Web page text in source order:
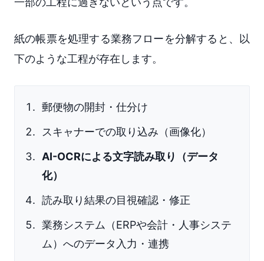
紙の帳票を処理する業務フローを分解すると、以
下のような工程が存在します。
郵便物の開封・仕分け
スキャナーでの取り込み（画像化）
AI-OCRによる文字読み取り（データ
化）
読み取り結果の目視確認・修正
業務システム（ERPや会計・人事システ
ム）へのデータ入力・連携